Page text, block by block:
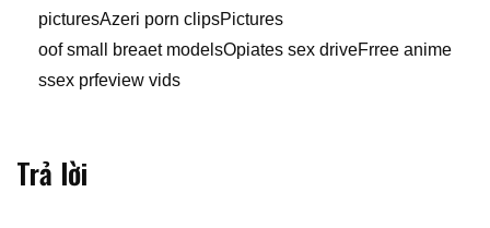
picturesAzeri porn clipsPictures
oof small breaet modelsOpiates sex driveFrree anime
ssex prfeview vids
Trả lời